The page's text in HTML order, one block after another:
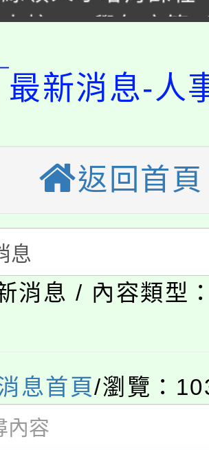
校115學年度第
動
115學年度學生
校115學年度第
(課)教師甄選結果
校115學年度第
(課)教師甄選結果
中國文化大學推廣
》溝通分析基
迎學生輔導中心
諮商輔導、社會
栗縣政府辦理
校園短影音徵選
簡章及活動海報
食農教育專業人
接期間理賠案件
課)教師甄選結果(
金融保險知識
動
115學年度學生
最新消息-人
返回首頁
消息 / 內容類型
息首頁/瀏覽：